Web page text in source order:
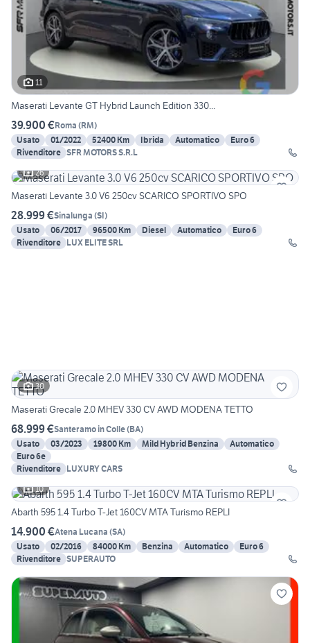
11
Maserati Levante GT Hybrid Launch Edition 330...
39.900 €Roma (RM)
Usato
01/2022 52400 Km Ibrida Automatico
Euro 6
Rivenditore SFR MOTORS S.R.L
26
Maserati Levante 3.0 V6 250cv SCARICO SPORTIVO SPO
28.999 €Sinalunga (SI)
Usato
06/2017 96500 Km Diesel Automatico
Euro 6
Rivenditore LUX ELITE SRL
30
Maserati Grecale 2.0 MHEV 330 CV AWD MODENA TETTO
68.999 €Santeramo in Colle(BA)
Usato
03/2023 19800 Km Mild Hybrid Benzina
Automatico
Euro 6e
Rivenditore LUXURY CARS
10
Abarth 595 1.4 Turbo T-Jet 160CV MTA Turismo REPLI
14.900 €Atena Lucana (SA)
Usato
02/2016 84000 Km Benzina Automatico
Euro 6
Rivenditore SUPERAUTO